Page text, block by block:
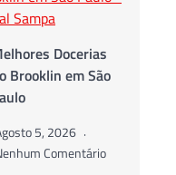
As Melhores
Cafeterias no
Brooklin em São
Agosto 5, 2026